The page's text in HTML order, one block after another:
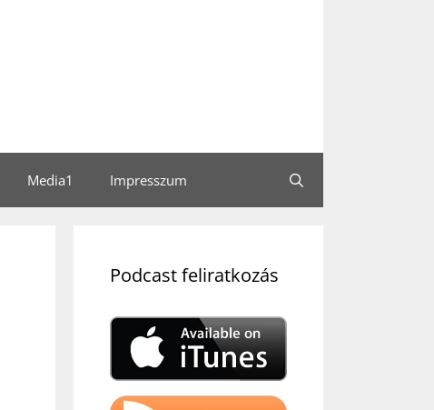
Media1 Impresszum
Podcast feliratkozás